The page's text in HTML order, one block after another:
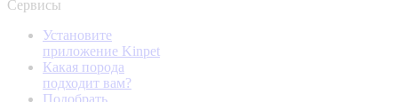
Сервисы
Установите
приложение Kinpet
Какая порода
подходит вам?
Подобрать